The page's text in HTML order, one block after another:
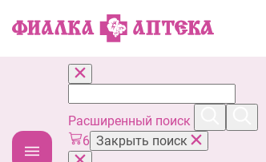
Расширенный поиск
6 Закрыть поиск